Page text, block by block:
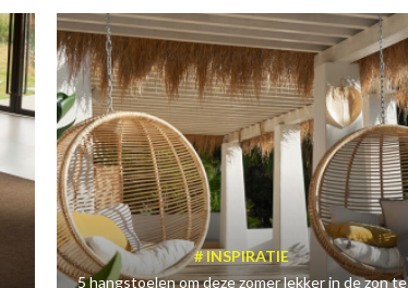
INSPIRATIE
5 hangstoelen om deze zomer lekker in de zon te